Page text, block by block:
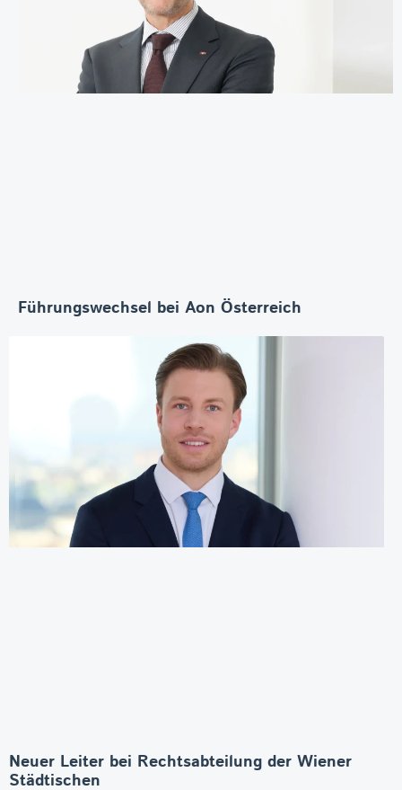
Führungswechsel bei Aon Österreich
Neuer Leiter bei Rechtsabteilung der Wiener
Städtischen